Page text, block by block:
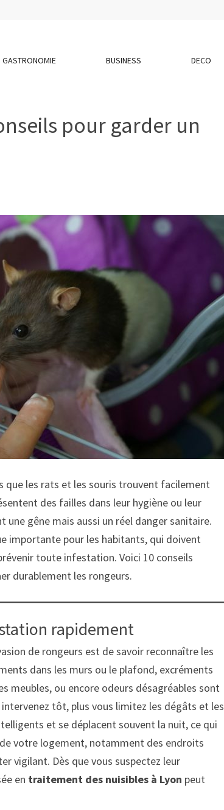
GASTRONOMIE BUSINESS DECO
pour garder un
que les rats et les souris trouvent facilement
des failles dans leur hygiène ou leur
gêne mais aussi un réel danger sanitaire.
importante pour les habitants, qui doivent
toute infestation. Voici 10 conseils
durablement les rongeurs.
rapidement
de rongeurs est de savoir reconnaître les
dans les murs ou le plafond, excréments
meubles, ou encore odeurs désagréables sont
tôt, plus vous limitez les dégâts et les
et se déplacent souvent la nuit, ce qui
votre logement, notamment des endroits
vigilant. Dès que vous suspectez leur
en traitement des nuisibles à Lyon peut